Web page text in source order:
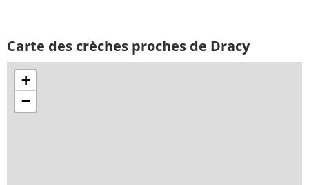
Carte des crèches proches de Dracy
+
−